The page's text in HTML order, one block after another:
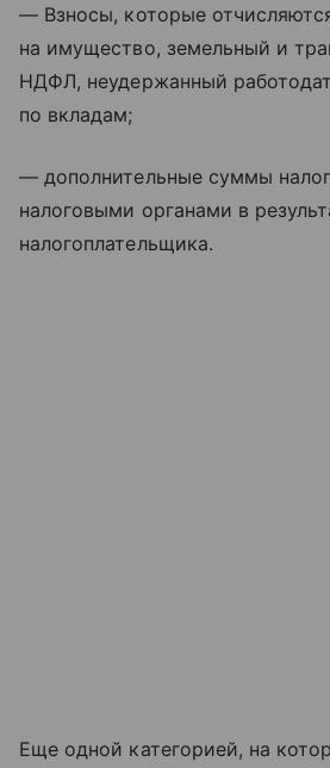
— Взносы, которые
на имущество, земельный и
НДФЛ, неудержанный
по вкладам;
— дополнительные суммы
налоговыми органами в
налогоплательщика.
Еще одной категорией, на